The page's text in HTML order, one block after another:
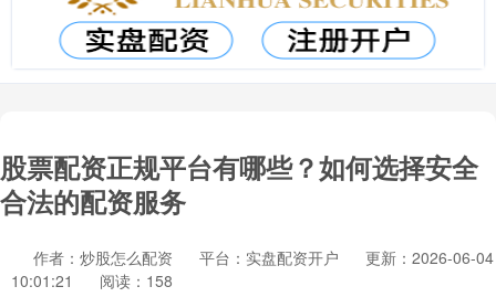
股票配资正规平台有哪些？如何选择安全
合法的配资服务
作者：炒股怎么配资 平台：实盘配资开户
更新：2026-06-04
10:01:21
阅读：158